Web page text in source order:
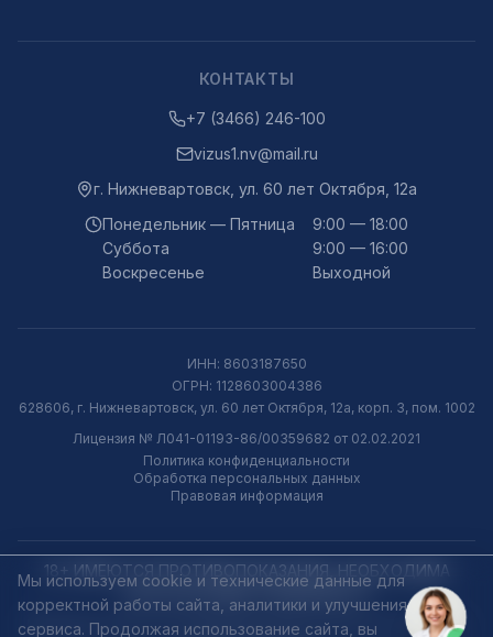
КОНТАКТЫ
+7 (3466) 246-100
vizus1.nv@mail.ru
г. Нижневартовск ул. 60 лет Октября, 12а
Понедельник — Пятница
9:00 — 18:00
Суббота
9:00 — 16:00
Воскресенье
Выходной
ИНН: 8603187650
ОГРН: 1128603004386
628606, г. Нижневартовск, ул. 60 лет Октября, 12а, корп. 3, пом. 1002
Лицензия № Л041-01193-86/00359682 от 02.02.2021
Политика конфиденциальности
Обработка персональных данных
Правовая информация
18+ ИМЕЮТСЯ ПРОТИВОПОКАЗАНИЯ, НЕОБХОДИМА
КОНСУЛЬТАЦИЯ СПЕЦИАЛИСТА
Материалы сайта носят информационный характер и не являются
Мы используем cookie и технические данные для
корректной работы сайта, аналитики и улучшения
сервиса. Продолжая использование сайта, вы